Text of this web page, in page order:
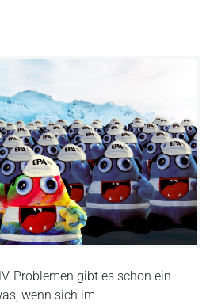
Problemen gibt es schon ein
wenn sich im